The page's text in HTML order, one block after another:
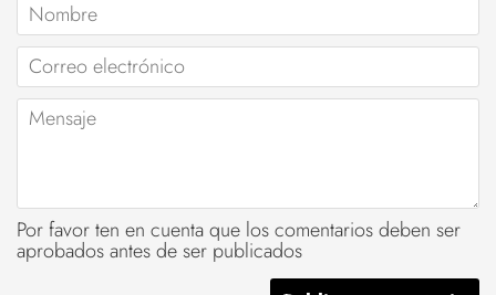
Nombre
Correo
electrónico
Mensaje
Por favor ten en cuenta que los comentarios deben ser
aprobados antes de ser publicados